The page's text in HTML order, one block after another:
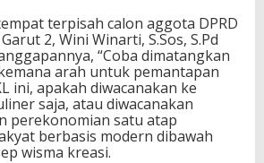
terpisah calon aggota DPRD
2, Wini Winarti, S.Sos, S.Pd
“Coba dimatangkan
arah untuk pemantapan
ini, apakah diwacanakan ke
saja, atau diwacanakan
perekonomian satu atap
berbasis modern dibawah
wisma kreasi.